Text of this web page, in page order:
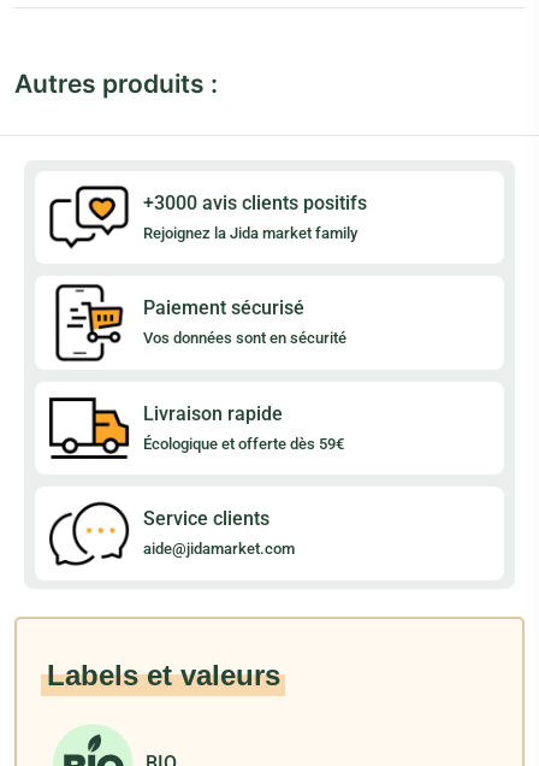
Autres produits :
+3000 avis clients positifs
Rejoignez la Jida market family
Paiement sécurisé
Vos données sont en sécurité
Livraison rapide
Écologique et offerte dès 59€
Service clients
aide@jidamarket.com
Labels et valeurs